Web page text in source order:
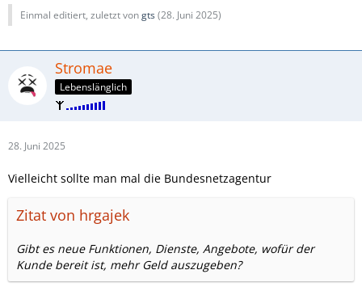
Einmal editiert, zuletzt vongts(28. Juni 2025)
Stromae
Lebenslänglich
28. Juni 2025
Vielleicht sollte man mal die Bundesnetzagentur
Zitat von hrgajek
Gibt es neue Funktionen, Dienste, Angebote, wofür der
Kunde bereit ist, mehr Geld auszugeben?